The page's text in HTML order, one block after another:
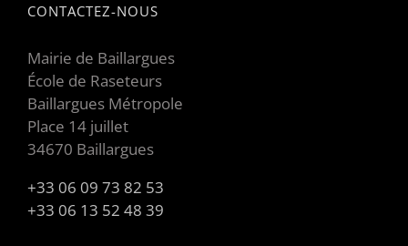
CONTACTEZ-NOUS
Mairie de Baillargues
École de Raseteurs
Baillargues Métropole
Place 14 juillet
34670 Baillargues
+33 06 09 73 82 53
+33 06 13 52 48 39